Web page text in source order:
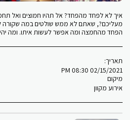
איך לא לפחד מהפחד? אל תהיו חמוצים ואל
מעליכם?, שאתם לא ממש שולטים במה שקורה
הפחד מהחמצה ומה אפשר לעשות איתו. ומה
תאריך:
02/15/2021 08:30 PM
מיקום
אירוע מקוון